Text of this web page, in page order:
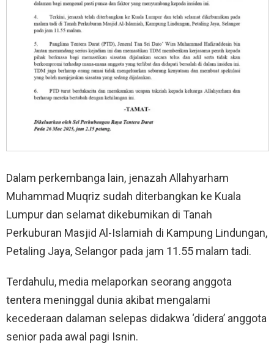
Dalam perkembanga lain, jenazah Allahyarham
Muhammad Muqriz sudah diterbangkan ke Kuala
Lumpur dan selamat dikebumikan di Tanah
Perkuburan Masjid Al-Islamiah di Kampung Lindungan,
Petaling Jaya, Selangor pada jam 11.55 malam tadi.
Terdahulu, media melaporkan seorang anggota
tentera meninggal dunia akibat mengalami
kecederaan dalaman selepas didakwa ‘didera’ anggota
senior pada awal pagi Isnin.